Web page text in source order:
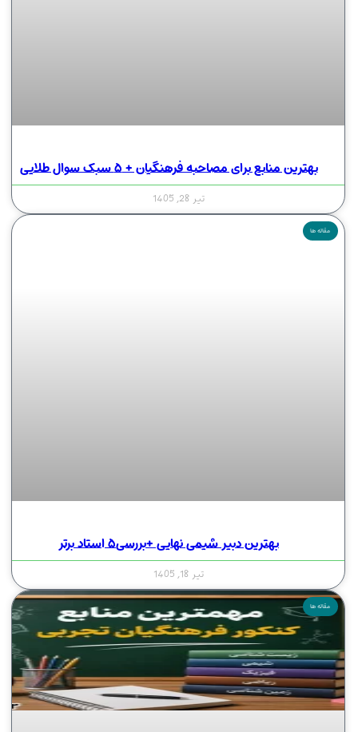
بهترین منابع برای مصاحبه فرهنگیان + ۵ سبک سوال طلایی
تیر 28, 1405
مقاله ها
بهترین دبیر شیمی نهایی +بررسی۵ استاد برتر
تیر 18, 1405
مقاله ها